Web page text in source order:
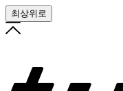
최상위로